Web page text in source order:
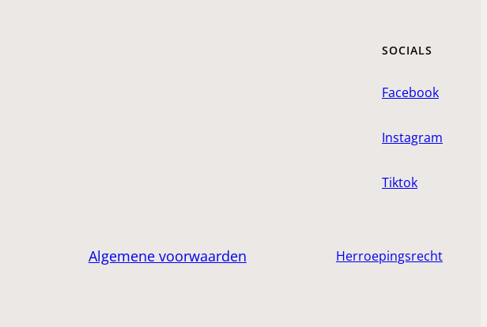
SOCIALS
Facebook
Instagram
Tiktok
Algemene voorwaarden Herroepingsrecht